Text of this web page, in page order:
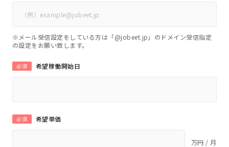
※メール受信設定をしている方は「@jobeet.jp」のドメイン受信指定
の設定をお願い致します。
希望稼働開始日
必須
希望単価
必須
万円 / 月